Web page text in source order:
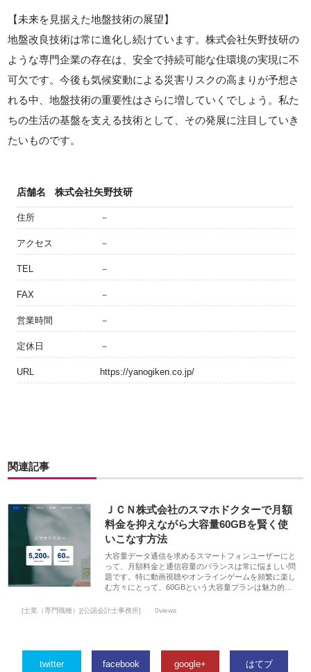
【未来を見据えた地盤技術の展望】
地盤改良技術は常に進化し続けています。株式会社矢野技研の
ような専門企業の存在は、安全で持続可能な住環境の実現に不
可欠です。今後も気候変動による災害リスクの高まりが予想さ
れる中、地盤技術の重要性はさらに増していくでしょう。私た
ちの生活の基盤を支える技術として、その発展に注目していき
たいものです。
店舗名 株式会社矢野技研
住所 －
アクセス －
TEL －
FAX －
営業時間 －
定休日 －
URL https://yanogiken.co.jp/
関連記事
ＪＣＮ株式会社のスマホドクターで月額
料金を抑えながら大容量60GBを賢く使
いこなす方法
大容量データ通信を求めるスマートフォンユーザーにと
って、月額料金と通信容量のバランスは常に悩ましい問
題です。特に動画視聴やオンラインゲームを頻繁に楽し
む方々にとって、60GBという大容量プランは魅力的…
[士業（専門職種）][公認会計士事務所] 0views
twitter facebook google+ はてブ